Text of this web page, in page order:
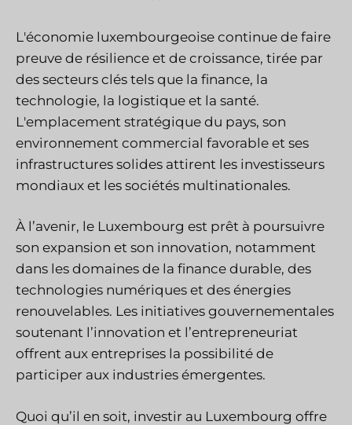
L'économie luxembourgeoise continue de faire
preuve de résilience et de croissance, tirée par
des secteurs clés tels que la finance, la
technologie, la logistique et la santé.
L'emplacement stratégique du pays, son
environnement commercial favorable et ses
infrastructures solides attirent les investisseurs
mondiaux et les sociétés multinationales.
À l’avenir, le Luxembourg est prêt à poursuivre
son expansion et son innovation, notamment
dans les domaines de la finance durable, des
technologies numériques et des énergies
renouvelables. Les initiatives gouvernementales
soutenant l’innovation et l’entrepreneuriat
offrent aux entreprises la possibilité de
participer aux industries émergentes.
Quoi qu’il en soit, investir au Luxembourg offre